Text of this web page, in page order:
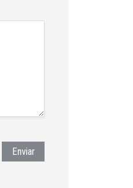
Enviar